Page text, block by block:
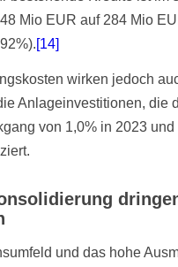
Mio EUR auf 284 Mio
[14]
wirken jedoch
Anlageinvestitionen, die
von 1,0% in 2023 und
und das hohe